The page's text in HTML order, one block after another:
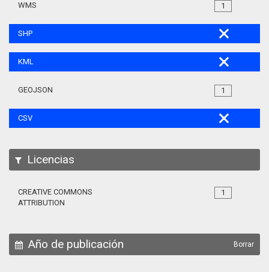
1
WMS
SHP
KML
1
GEOJSON
CSV
Licencias
1
CREATIVE COMMONS
ATTRIBUTION
Año de publicación Borrar